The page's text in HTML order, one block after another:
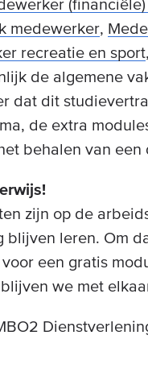
medewerker,
recreatie en sport,
de algemene
dat dit
de extra
behalen van
zijn op de
blijven leren. Om
een gratis
we met